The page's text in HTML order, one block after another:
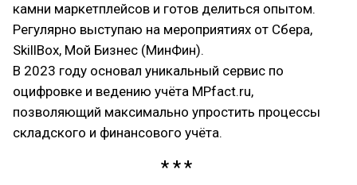
камни маркетплейсов и готов делиться опытом.
Регулярно выступаю на мероприятиях от Сбера,
SkillBox, Мой Бизнес (МинФин).
В 2023 году основал уникальный сервис по
оцифровке и ведению учёта MPfact.ru,
позволяющий максимально упростить процессы
складского и финансового учёта.